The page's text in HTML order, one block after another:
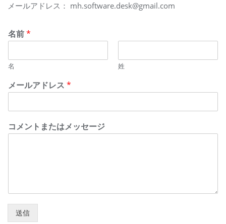
メールアドレス： mh.software.desk@gmail.com
名前*
名 姓
メールアドレス *
コメントまたはメッセージ
送信